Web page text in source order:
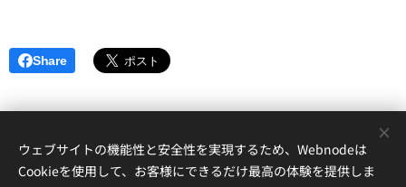
Share
152-0035東京都目黒区自由が丘1-17-12自由が丘ハイツアンドー１A
assAm自由ヶ丘美容室
ウェブサイトの機能性と安全性を実現するため、Webnodeは
Cookieを使用して、お客様にできるだけ最高の体験を提供しま